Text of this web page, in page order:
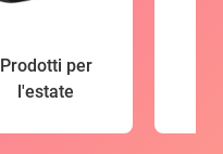
Prodotti per
l'estate